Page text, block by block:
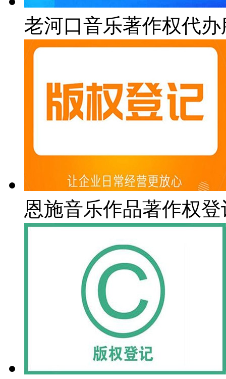
老河口音乐著作权代办
恩施音乐作品著作权登